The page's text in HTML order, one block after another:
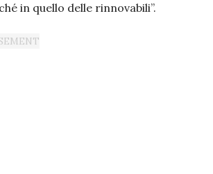
in quello delle rinnovabili”.